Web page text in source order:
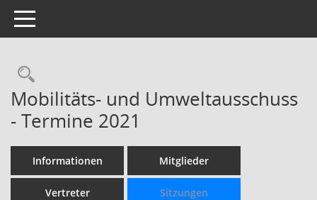
Toggle navigation
Rechercheauswahl
Mobilitäts- und Umweltausschuss
- Termine 2021
Informationen Mitglieder
Vertreter Sitzungen